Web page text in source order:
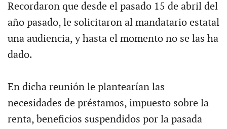
Recordaron que desde el pasado 15 de abril del
año pasado, le solicitaron al mandatario estatal
una audiencia, y hasta el momento no se las ha
dado.
En dicha reunión le plantearían las
necesidades de préstamos, impuesto sobre la
renta, beneficios suspendidos por la pasada